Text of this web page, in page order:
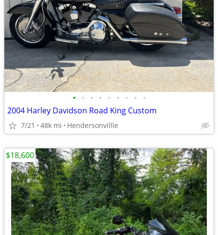
• • • • • • • • •
2004 Harley Davidson Road King Custom
7/21 48k mi Hendersonvillle
$18,600